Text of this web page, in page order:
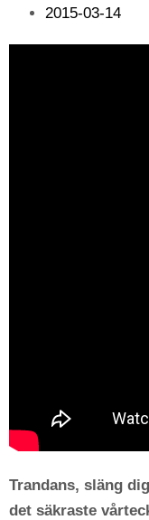
2015-03-14
Trandans, släng
det säkraste